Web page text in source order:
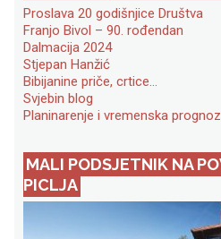
Proslava 20 godišnjice Društva
Franjo Bivol – 90. rođendan
Dalmacija 2024
Stjepan Hanžić
Bibijanine priče, crtice…
Svjebin blog
Planinarenje i vremenska
MALI PODSJETNIK NA
PICLJA